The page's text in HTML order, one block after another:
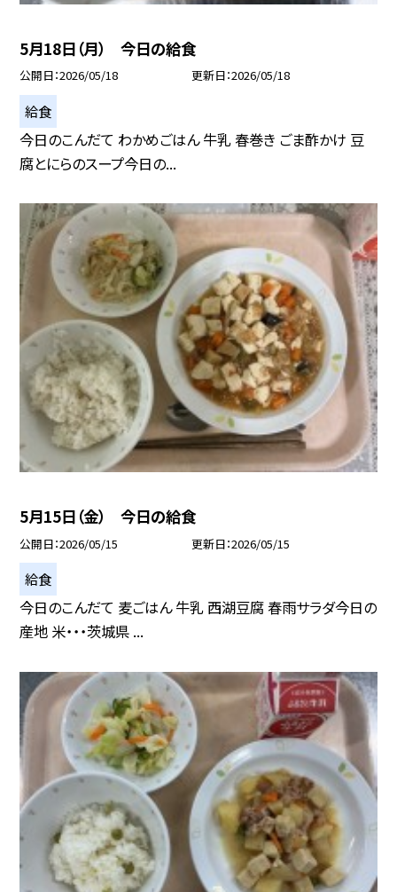
5月18日（月） 今日の給食
公開日 2026/05/18 更新日 2026/05/18
給食
今日のこんだて わかめごはん 牛乳 春巻き ごま酢かけ 豆
腐とにらのスープ今日の...
5月15日（金） 今日の給食
公開日 2026/05/15 更新日 2026/05/15
給食
今日のこんだて 麦ごはん 牛乳 西湖豆腐 春雨サラダ今日の
産地 米・・・茨城県 ...